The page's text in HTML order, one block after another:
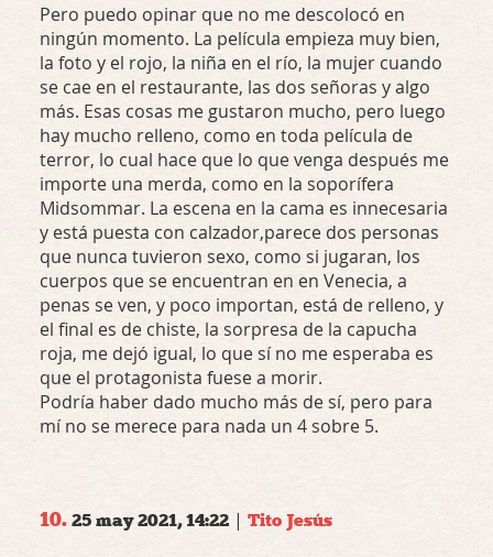
Pero puedo opinar que no me descolocó en
ningún momento. La película empieza muy bien,
la foto y el rojo, la niña en el río, la mujer cuando
se cae en el restaurante, las dos señoras y algo
más. Esas cosas me gustaron mucho, pero luego
hay mucho relleno, como en toda película de
terror, lo cual hace que lo que venga después me
importe una merda, como en la soporífera
Midsommar. La escena en la cama es innecesaria
y está puesta con calzador,parece dos personas
que nunca tuvieron sexo, como si jugaran, los
cuerpos que se encuentran en en Venecia, a
penas se ven, y poco importan, está de relleno, y
el final es de chiste, la sorpresa de la capucha
roja, me dejó igual, lo que sí no me esperaba es
que el protagonista fuese a morir.
Podría haber dado mucho más de sí, pero para
mí no se merece para nada un 4 sobre 5.
10. 25 may 2021, 14:22 | Tito Jesús